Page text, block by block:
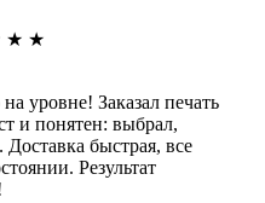
★ ★
уровне! Заказал печать
и понятен: выбрал,
Доставка быстрая, все
Результат